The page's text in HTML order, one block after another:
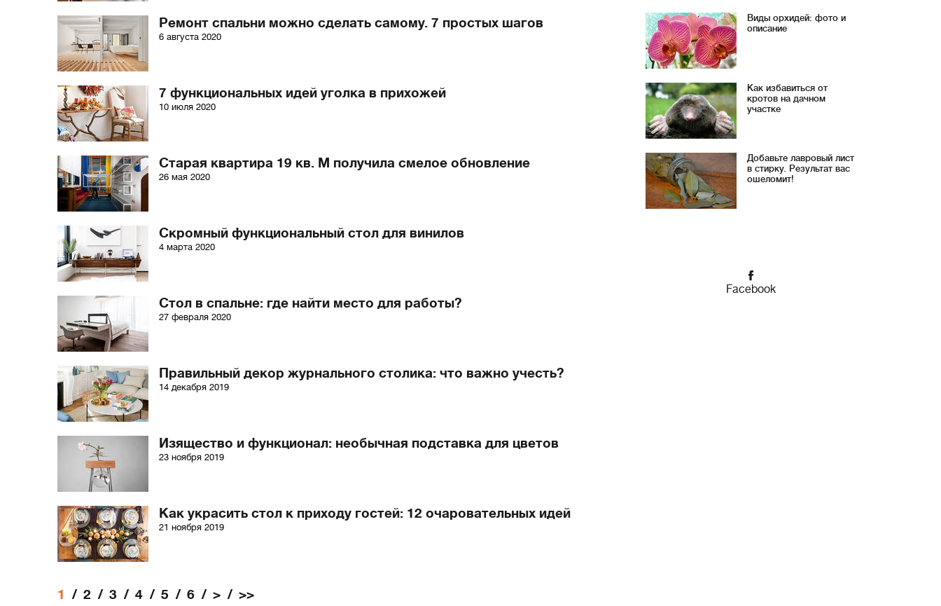
Ремонт спальни можно сделать самому. 7 простых шагов
6 августа 2020
7 функциональных идей уголка в прихожей
10 июля 2020
Старая квартира 19 кв. М получила смелое обновление
26 мая 2020
Скромный функциональный стол для винилов
4 марта 2020
Стол в спальне: где найти место для работы?
27 февраля 2020
Правильный декор журнального столика: что важно учесть?
14 декабря 2019
Изящество и функционал: необычная подставка для цветов
23 ноября 2019
Как украсить стол к приходу гостей: 12 очаровательных идей
21 ноября 2019
1 2 3 4 5 6 > >>
Виды орхидей: фото и
описание
Как избавиться от
кротов на дачном
участке
Добавьте лавровый лист
в стирку. Результат вас
ошеломит!
Facebook